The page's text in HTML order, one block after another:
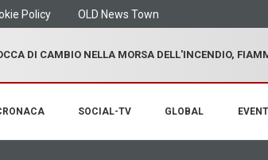
Policy OLD News Town
DI CAMBIO NELLA MORSA DELL'INCENDIO,
SOCIAL-TV GLOBAL